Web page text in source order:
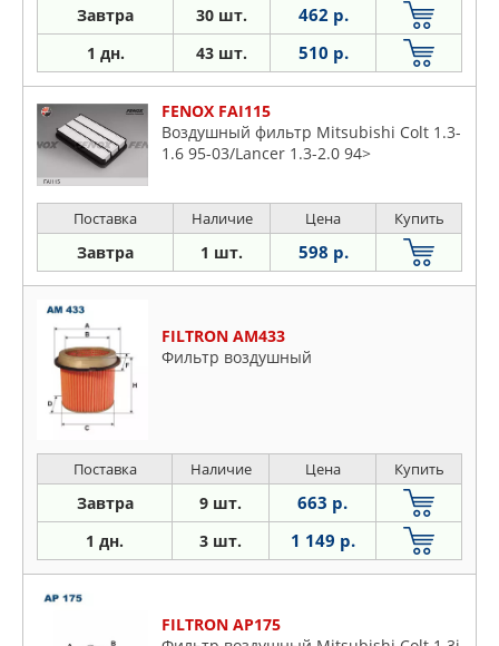
Завтра 30 шт. 462 р.
1 дн. 43 шт. 510 р.
FENOX FAI115
Воздушный фильтр Mitsubishi Colt 1.3-
1.6 95-03/Lancer 1.3-2.0 94>
Поставка Наличие Цена Купить
Завтра 1 шт. 598 р.
FILTRON AM433
Фильтр воздушный
Поставка Наличие Цена Купить
Завтра 9 шт. 663 р.
1 дн. 3 шт. 1 149 р.
FILTRON AP175